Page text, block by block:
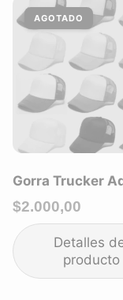
Gorra Trucker
$2.000,00